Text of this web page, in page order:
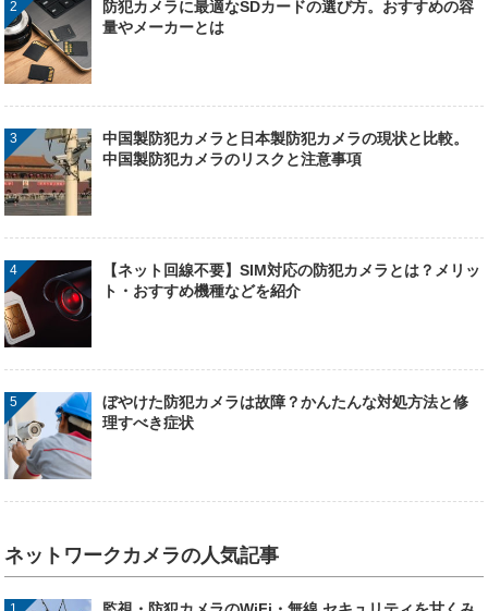
防犯カメラに最適なSDカードの選び方。おすすめの容
量やメーカーとは
中国製防犯カメラと日本製防犯カメラの現状と比較。
中国製防犯カメラのリスクと注意事項
【ネット回線不要】SIM対応の防犯カメラとは？メリッ
ト・おすすめ機種などを紹介
ぼやけた防犯カメラは故障？かんたんな対処方法と修
理すべき症状
ネットワークカメラの人気記事